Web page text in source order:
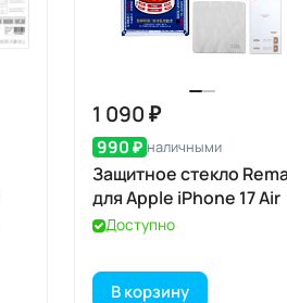
1 090 ₽
990 ₽ наличными
Защитное стекло
для Apple iPhone 17 Air
Доступно
В корзину